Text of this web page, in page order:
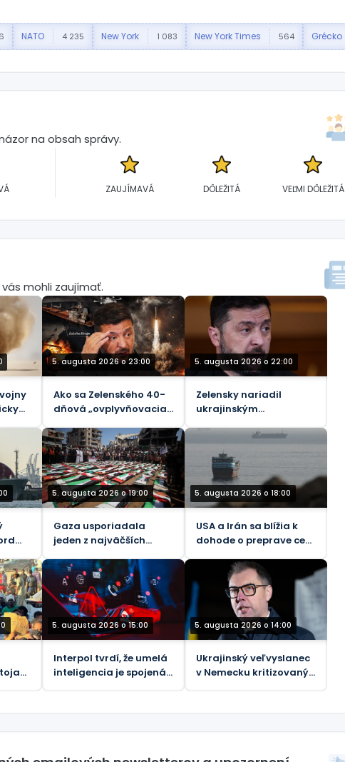
NATO 4 235 New York 1 083 New York Times 564 Grécko
na obsah správy.
ZAUJÍMAVÁ DÔLEŽITÁ VEĽMI DÔLEŽITÁ
mohli zaujímať.
5. augusta 2026 o 23:00
Ako sa Zelenského 40-
dňová „ovplyvňovacia
rozpadla
5. augusta 2026 o 22:00
Zelensky nariadil
ukrajinským
svojich hostiteľov
(VIDEO)
5. augusta 2026 o 19:00
Gaza usporiadala
jeden z najväčších
jediného izraelského
útoku
5. augusta 2026 o 18:00
USA a Irán sa blížia k
dohode o preprave cez
5. augusta 2026 o 15:00
Interpol tvrdí, že umelá
inteligencia je spojená s
5. augusta 2026 o 14:00
Ukrajinský veľvyslanec
v Nemecku kritizovaný